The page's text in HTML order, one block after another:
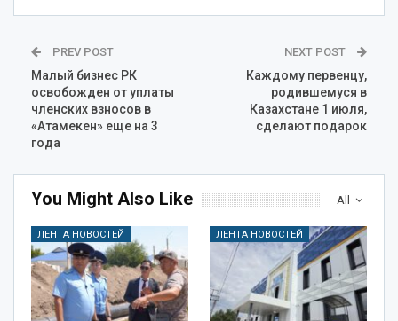
PREV POST
Малый бизнес РК
освобожден от уплаты
членских взносов в
«Атамекен» еще на 3
года
NEXT POST
Каждому первенцу,
родившемуся в
Казахстане 1 июля,
сделают подарок
All
You Might Also Like
ЛЕНТА НОВОСТЕЙ ЛЕНТА НОВОСТЕЙ